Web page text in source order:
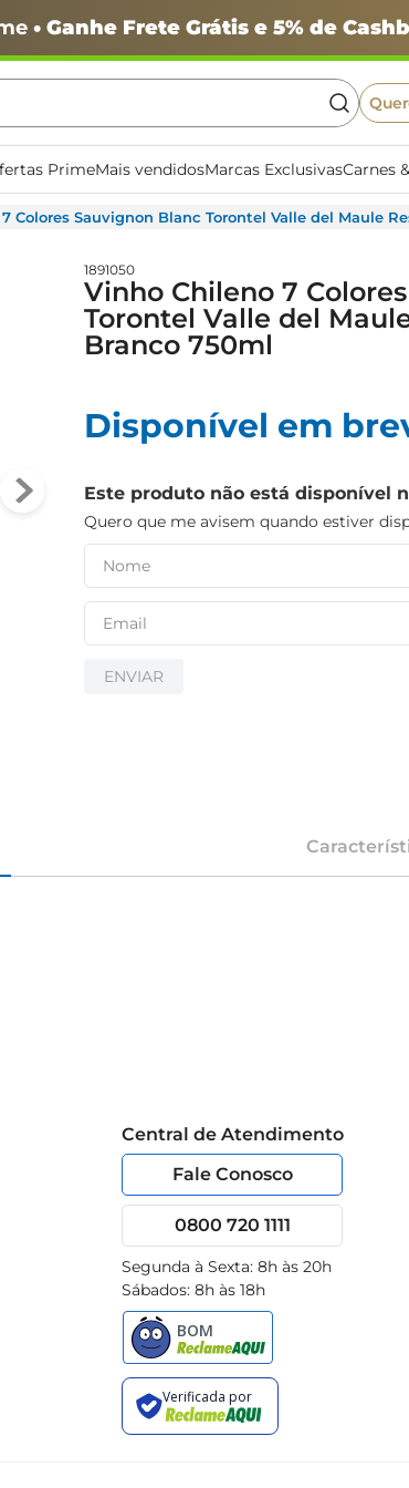
• Ganhe Frete Grátis e 5% de
PrimeMais vendidosMarcas ExclusivasCarnes
Colores Sauvignon Blanc Torontel Valle del Maule
1891050
Vinho Chileno 7
Torontel Valle del
Branco 750ml
Disponível em
Este produto não está disponível
Quero que me avisem quando estiver
ENVIAR
Central de Atendimento
Fale Conosco
0800 720 1111
Segunda à Sexta: 8h às 20h
Sábados: 8h às 18h